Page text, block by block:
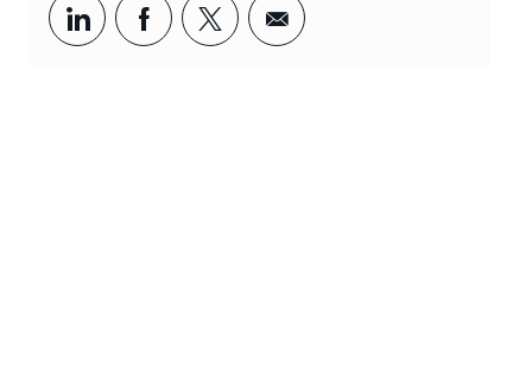
Partager par LinkedIn
Partager par Facebook
<span<span